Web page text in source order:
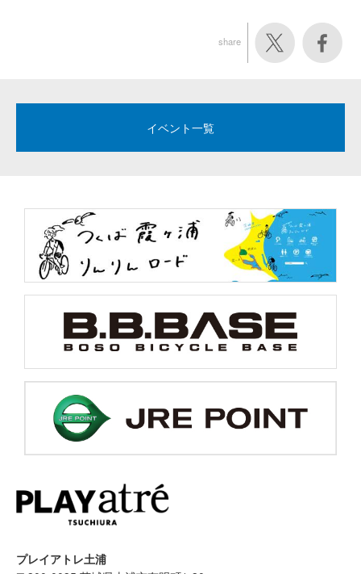
share
イベント一覧
プレイアトレ土浦